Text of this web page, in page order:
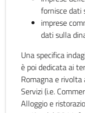
fornisce dati
imprese
dati sulla
Una specifica
è poi dedicata ai
Romagna e
Servizi (i.e.
Alloggio e